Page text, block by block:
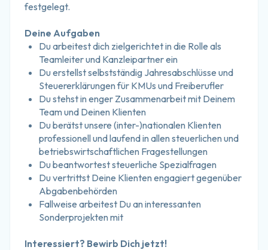
festgelegt.
Deine Aufgaben
Du arbeitest dich zielgerichtet in die Rolle als
Teamleiter und Kanzleipartner ein
Du erstellst selbstständig Jahresabschlüsse und
Steuererklärungen für KMUs und Freiberufler
Du stehst in enger Zusammenarbeit mit Deinem
Team und Deinen Klienten
Du berätst unsere (inter-)nationalen Klienten
professionell und laufend in allen steuerlichen und
betriebswirtschaftlichen Fragestellungen
Du beantwortest steuerliche Spezialfragen
Du vertrittst Deine Klienten engagiert gegenüber
Abgabenbehörden
Fallweise arbeitest Du an interessanten
Sonderprojekten mit
Interessiert? Bewirb Dich jetzt!